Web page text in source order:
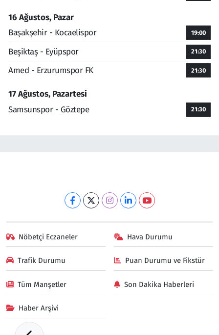
16 Ağustos, Pazar
Başakşehir - Kocaelispor
19:00
Beşiktaş - Eyüpspor 21:30
Amed - Erzurumspor FK 21:30
17 Ağustos, Pazartesi
Samsunspor - Göztepe
21:30
Nöbetçi Eczaneler Hava Durumu
Trafik Durumu Puan Durumu ve Fikstür
Tüm Manşetler Son Dakika Haberleri
Haber Arşivi